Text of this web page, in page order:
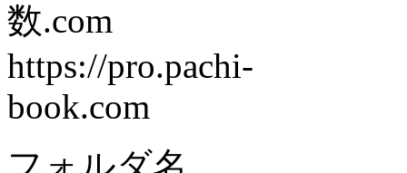
数.com
https://pro.pachi-
book.com